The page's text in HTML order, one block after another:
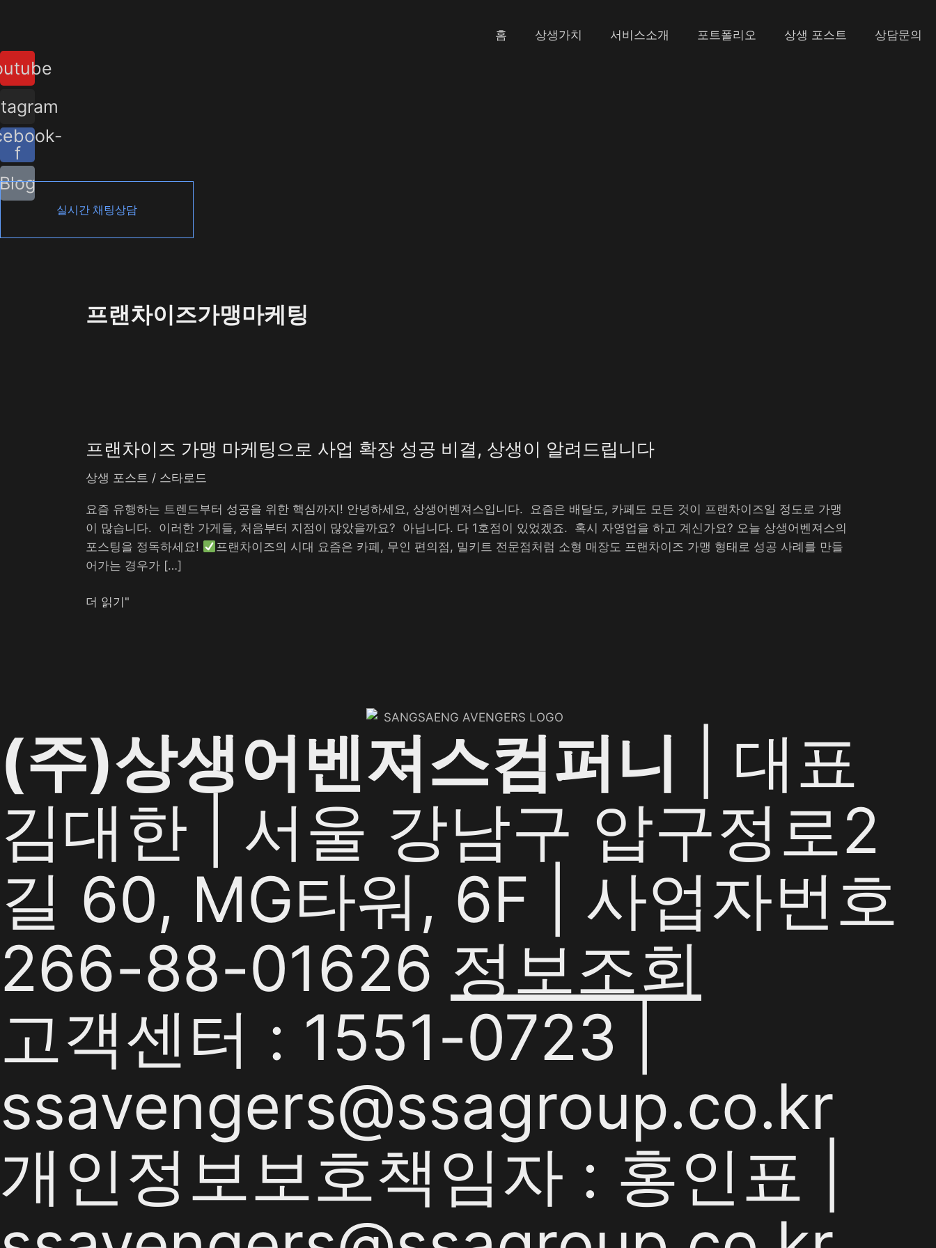
로
건
너
기
홈 상생가치 서비스소개 포트폴리오 상생 포스트 상담문의
f
Blog
실시간 채팅상담
프랜차이즈가맹마케팅
프랜차이즈 가맹 마케팅으로 사업 확장 성공 비결, 상생이 알려드립니다
상생 포스트 / 스타로드
요즘 유행하는 트렌드부터 성공을 위한 핵심까지! 안녕하세요, 상생어벤져스입니다. ​ 요즘은 배달도, 카페도 모든 것이 프랜차이즈일 정도로 가맹
이 많습니다. ​ 이러한 가게들, 처음부터 지점이 많았을까요? ​ 아닙니다. 다 1호점이 있었겠죠. ​ 혹시 자영업을 하고 계신가요? 오늘 상생어벤져스의
포스팅을 정독하세요!
프랜차이즈의 시대 요즘은 카페, 무인 편의점, 밀키트 전문점처럼 소형 매장도 프랜차이즈 가맹 형태로 성공 사례를 만들
어가는 경우가 […]
차
즈
가
맹
마
케
으
비
결,
상
알
드
립
니
더 읽기"
(주)상생어벤져스컴퍼니 | 대표
김대한 | 서울 강남구 압구정로2
길 60, MG타워, 6F | 사업자번호
266-88-01626 정보조회
고객센터 : 1551-0723 |
ssavengers@ssagroup.co.kr
개인정보보호책임자 : 홍인표 |